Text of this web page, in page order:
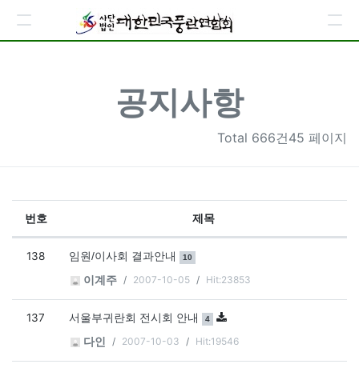
공지사항
Total 666건45 페이지
번호 제목
138 임원/이사회 결과안내 댓글
10
이계주 2007-10-05 Hit:23853
137 서울부귀란회 전시회 안내 댓글
4 개
다인 2007-10-03 Hit:19546